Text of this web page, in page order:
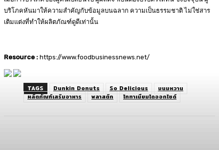
บริโภคหันมาให้ความสำคัญกับข้อมูลบนฉลาก ความเป็นธรรมชาติ ไม่ใช่สาร
เติมแต่งที่ทำให้ผลิตภัณฑ์ดูดีเท่านั้น
Resource : https://www.foodbusinessnews.net/
TAGS Dunkin Donuts So Delicious
ขนมหวาน
ผลิตภัณฑ์เสริมอาหาร
พลาสติก ไททาเนียมไดออกไซด์